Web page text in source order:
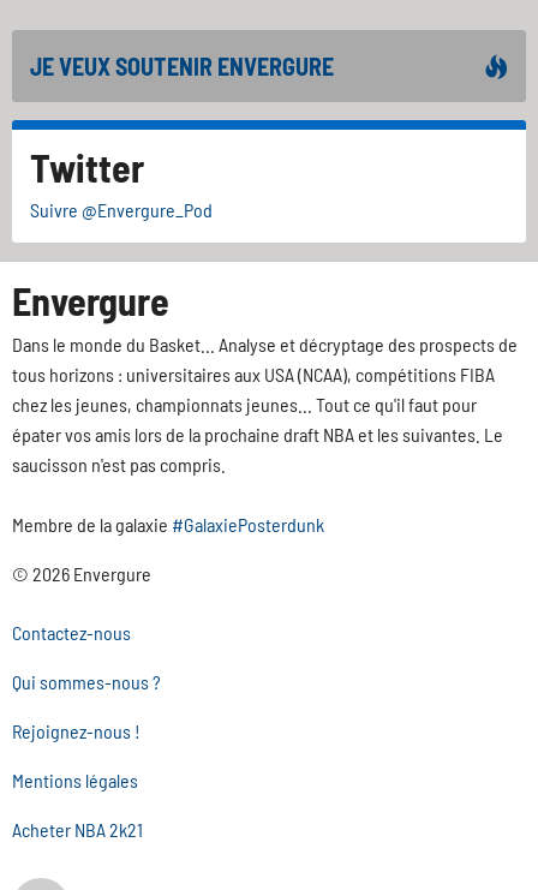
JE VEUX SOUTENIR ENVERGURE
Twitter
Suivre @Envergure_Pod
Envergure
Dans le monde du Basket... Analyse et décryptage des prospects de
tous horizons : universitaires aux USA (NCAA), compétitions FIBA
chez les jeunes, championnats jeunes... Tout ce qu'il faut pour
épater vos amis lors de la prochaine draft NBA et les suivantes. Le
saucisson n'est pas compris.
Membre de la galaxie #GalaxiePosterdunk
© 2026 Envergure
Contactez-nous
Qui sommes-nous ?
Rejoignez-nous !
Mentions légales
Acheter NBA 2k21